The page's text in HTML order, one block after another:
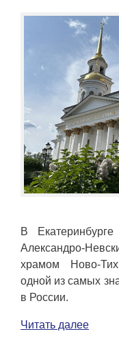
В
Александро-
храмом Ново-
одной из самых
в России.
Читать далее